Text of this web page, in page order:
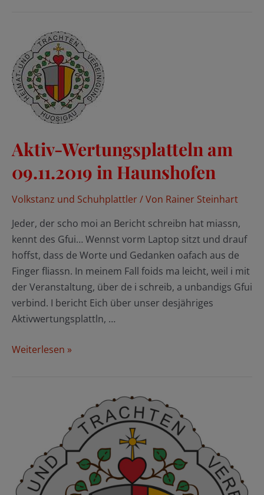
Blasmusik
Aktiv-Wertungsplatteln am
09.11.2019 in Haunshofen
Volkstanz und Schuhplattler/ Von Rainer Steinhart
Jeder, der scho moi an Bericht schreibn hat miassn,
kennt des Gfui… Wennst vorm Laptop sitzt und drauf
hoffst, dass de Worte und Gedanken oafach aus de
Finger fliassn. In meinem Fall foids ma leicht, weil i mit
der Veranstaltung, über de i schreib, a unbandigs Gfui
verbind. I bericht Eich über unser desjähriges
Aktivwertungsplattln, …
Aktiv-
Weiterlesen »